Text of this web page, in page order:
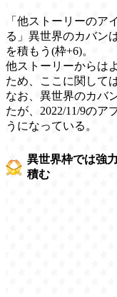
「他ストーリーのア
る」異世界のカバン
を積もう(枠+6)。
他ストーリーからは
ため、ここに関して
なお、異世界のカバ
たが、2022/11/9のア
うになっている。
異世界枠では強
積む